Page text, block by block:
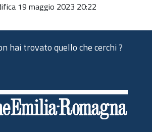
19 maggio 2023 20:22
hai trovato quello che cerchi ?